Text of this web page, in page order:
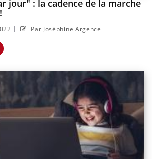
jour" : la cadence de la marche
| Par Joséphine Argence